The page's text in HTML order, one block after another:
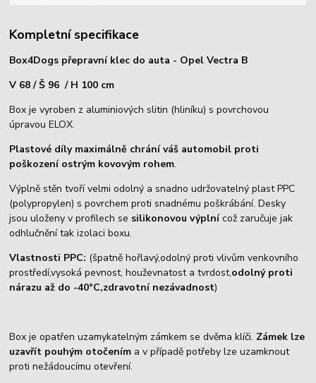
Kompletní specifikace
Box4Dogs přepravní klec do auta - Opel Vectra B
V 68 / Š 96 / H 100 cm
Box je vyroben z aluminiových slitin (hliníku) s povrchovou
úpravou ELOX.
Plastové díly maximálně chrání váš automobil proti
poškození ostrým kovovým rohem.
Výplně stěn tvoří velmi odolný a snadno udržovatelný plast PPC
(polypropylen) s povrchem proti snadnému poškrábání. Desky
jsou uloženy v profilech se silikonovou výplnícož zaručuje jak
odhlučnění tak izolaci boxu.
Vlastnosti PPC: (špatně hořlavý,odolný proti vlivům venkovního
prostředí,vysoká pevnost, houževnatost a tvrdost,odolný proti
nárazu až do -40°C,zdravotní nezávadnost)
Box je opatřen uzamykatelným zámkem se dvěma klíči. Zámek lze
uzavřít pouhým otočením a v případě potřeby lze uzamknout
proti nežádoucímu otevření.